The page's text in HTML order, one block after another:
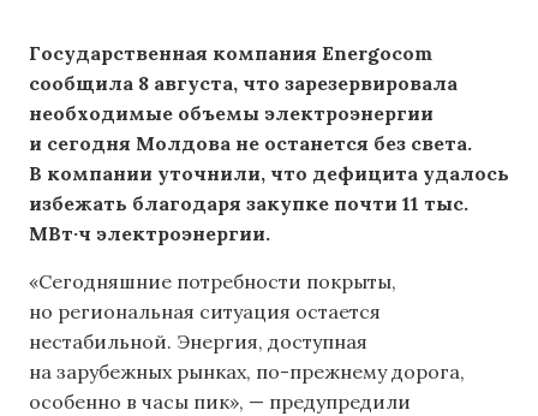
Государственная компания Energocom
сообщила 8 августа, что зарезервировала
необходимые объемы электроэнергии
и сегодня Молдова не останется без света.
В компании уточнили, что дефицита удалось
избежать благодаря закупке почти 11 тыс.
МВт·ч электроэнергии.
«Сегодняшние потребности покрыты,
но региональная ситуация остается
нестабильной. Энергия, доступная
на зарубежных рынках, по-прежнему дорога,
особенно в часы пик», — предупредили